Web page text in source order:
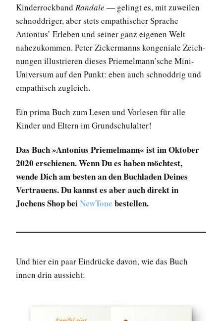
Kinderrockband Randale — gelingt es, mit zuweilen
schnoddriger, aber stets ­empathischer Sprache
Antonius’ Erleben und seiner ganz eigenen Welt
nahezukommen. Peter Zickermanns kongeniale Zeich­
nungen illustrieren dieses Priemelmann’sche Mini-
Universum auf den Punkt: eben auch schnoddrig und
empathisch zugleich.
Ein prima Buch zum Lesen und Vorlesen für alle
Kinder und Eltern im Grundschulalter!
Das Buch »Antonius Priemelmann« ist im Oktober
2020 erschienen. Wenn Du es haben möchtest,
wende Dich am besten an den Buchladen Deines
Vertrauens. Du kannst es aber auch direkt in
Jochens Shop beiNewTone bestellen.
Und hier ein paar Eindrücke davon, wie das Buch
innen drin aussieht: